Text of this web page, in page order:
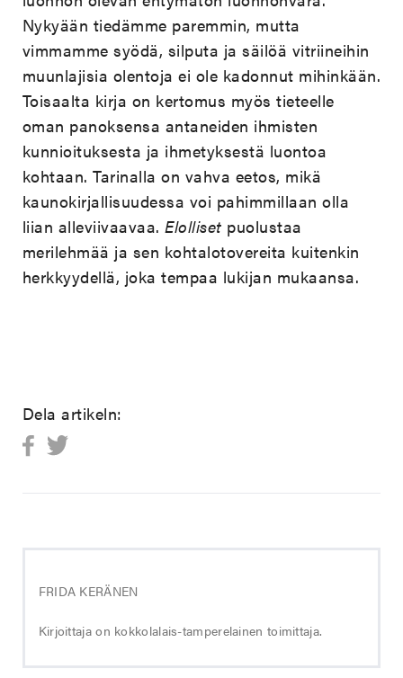
Nykyään tiedämme paremmin, mutta
vimmamme syödä, silputa ja säilöä vitriineihin
muunlajisia olentoja ei ole kadonnut mihinkään.
Toisaalta kirja on kertomus myös tieteelle
oman panoksensa antaneiden ihmisten
kunnioituksesta ja ihmetyksestä luontoa
kohtaan. Tarinalla on vahva eetos, mikä
kaunokirjallisuudessa voi pahimmillaan olla
liian alleviivaavaa.Elolliset puolustaa
merilehmää ja sen kohtalotovereita kuitenkin
herkkyydellä, joka tempaa lukijan mukaansa.
Dela artikeln:
FRIDA KERÄNEN
Kirjoittaja on kokkolalais-tamperelainen toimittaja.